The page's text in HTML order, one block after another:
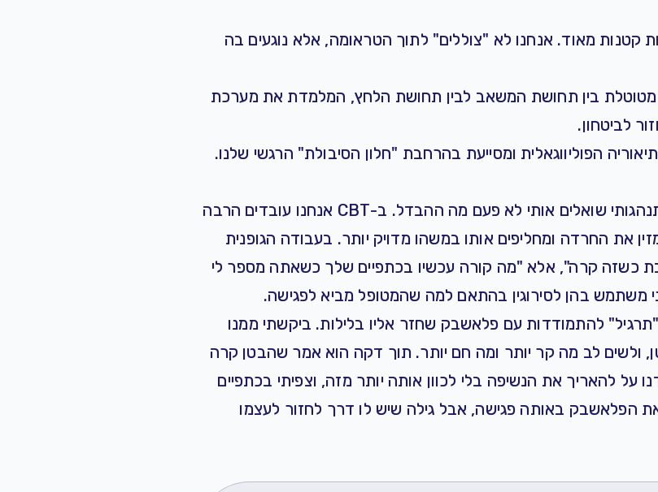
קטנות מאוד. אנחנו לא "צוללים" לתוך הטראומה, אלא נוגעים בה
מטוטלת בין תחושת המשאב לבין תחושת הלחץ, המלמדת את מערכת
לביטחון.
הפוליווגאלית ומסייעת בהרחבת "חלון הסיבולת" הרגשי שלנו.
מטופלים שמכירים טיפול קוגניטיבי-התנהגותי שואלים אותי לא פעם מה ההבדל. ב-CBT אנחנו עובדים הרבה
את החרדה ומחליפים אותו במשהו מדויק יותר. בעבודה הגופנית
כשזה קרה", אלא "מה קורה עכשיו בכתפיים שלך כשאתה מספר לי
משתמש בהן לסירוגין בהתאם למה שהמטופל מביא לפגישה.
להתמודדות עם פלאשבק שחזר אליו בלילות. ביקשתי ממנו
ולשים לב מה קר יותר ומה חם יותר. תוך דקה הוא אמר שהבטן קרה
להאריך את הנשיפה בלי לכוון אותה יותר מזה, וצפיתי בכתפיים
הפלאשבק באותה פגישה, אבל גילה שיש לו דרך לחזור לעצמו